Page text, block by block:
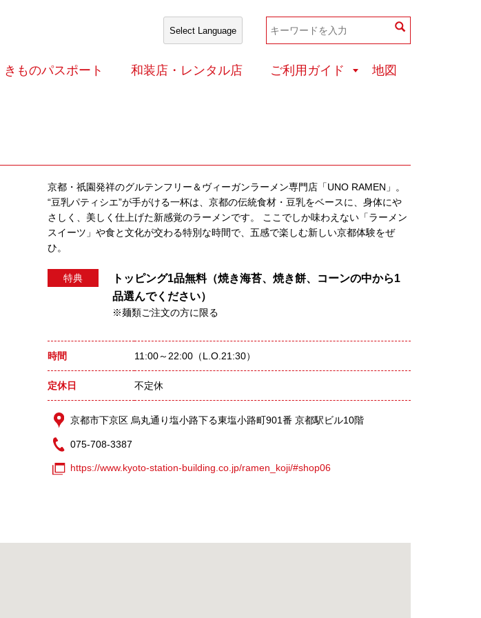
きものパスポート 和装店・レンタル店 ご利用ガイド 地図
京都・祇園発祥のグルテンフリー＆ヴィーガンラーメン専門店「UNO RAMEN」。
“豆乳パティシエ”が手がける一杯は、京都の伝統食材・豆乳をベースに、身体にや
さしく、美しく仕上げた新感覚のラーメンです。 ここでしか味わえない「ラーメン
スイーツ」や食と文化が交わる特別な時間で、五感で楽しむ新しい京都体験をぜ
ひ。
特典
トッピング1品無料（焼き海苔、焼き餅、コーンの中から1
品選んでください）
※麺類ご注文の方に限る
時間 11:00～22:00（L.O.21:30）
定休日 不定休
京都市下京区 烏丸通り塩小路下る東塩小路町901番 京都駅ビル10階
075-708-3387
https://www.kyoto-station-building.co.jp/ramen_koji/#shop06